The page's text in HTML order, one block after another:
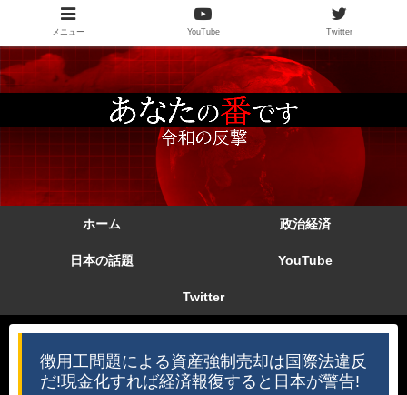
ホーム 政治経済
日本の話題 YouTube
Twitter
徴用工問題による資産強制売却は国際法違反
だ!現金化すれば経済報復すると日本が警告!
メニュー YouTube Twitter